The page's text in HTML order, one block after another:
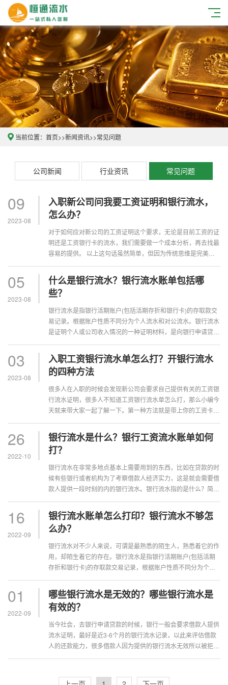
当前位置： 首页>>新闻资讯>>常见问题
公司新闻 行业资讯 常见问题
09
2023-08
入职新公司问我要工资证明和银行流水，
怎么办？
对于如何应对新公司的工资证明这个要求，无论是目前工资的证
明还是工资银行卡的流水，我们需要做一个成本分析，再去找最
容易的提供。 以上这句话虽然简单，但因为传统思维是完美主
05
2023-08
什么是银行流水？银行流水账单包括哪
些？
银行流水是指银行活期账户(包括活期存折和银行卡)的存取款交
易记录。根据账户性质不同分为个人流水和对公流水。银行流水
是证明个人或公司收入情况的一种证明材料，是向银行申请贷款
03
2023-08
入职工资银行流水单怎么打？开银行流水
的四种方法
很多人在入职的时候会发现新公司会要求自己提供有关的工资银
行流水证明，很多人不知道工资银行流水单怎么打，那么小编今
天就来带大家一起了解一下。第一种方法就是带上你的工资卡，
26
2022-10
银行流水是什么？银行工资流水账单如何
打？
银行流水在非常多地点基本上需要用到的东西，比如在贷款的时
候有些银行或者机构为了考察借款人经济实力，这是就会需要借
款人提供一段时刻的内的银行流水。银行流水指的是什么？简单
16
2022-09
银行流水账单怎么打印？银行流水不够怎
么办？
银行流水对不少人来说，可谓是最熟悉的陌生人，熟悉着它的作
用，却陌生着它的存在。银行流水是指银行活期账户(包括活期
存折和银行卡)的存取款交易记录，根据账户性质不同分为个人
01
2022-09
哪些银行流水是无效的？哪些银行流水是
有效的？
当今社会，去银行申请贷款的时候，银行一般会要求借款人提供
流水证明，最好是近3-6个月的银行流水记录，以此来评估借款
人的还款能力，很多借款人因为提供的银行流水无效所以被拒贷